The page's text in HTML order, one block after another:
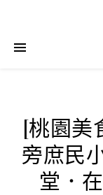
[桃園美
旁庶民
堂．